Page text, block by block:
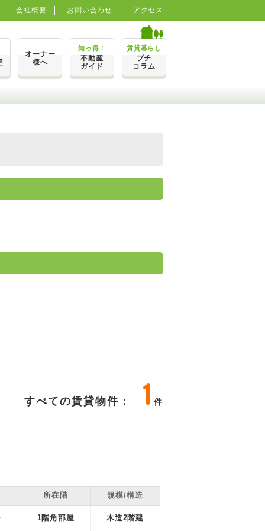
会社概要 お問い合わせ アクセス
すべての賃貸物件： 1 件
所在階 規模/構造
1階角部屋 木造2階建
オーナー
様へ
知っ得！
不動産
ガイド
賃貸暮らし
プチ
コラム